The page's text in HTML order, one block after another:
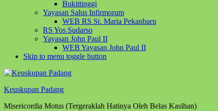
Bukittinggi
Yayasan Salus Infirmorum
WEB RS St. Maria Pekanbaru
RS Yos Sudarso
Yayasan John Paul II
WEB Yayasan John Paul II
Skip to menu toggle button
Keuskupan Padang
Misericordia Motus (Tergeraklah Hatinya Oleh Belas Kasihan)